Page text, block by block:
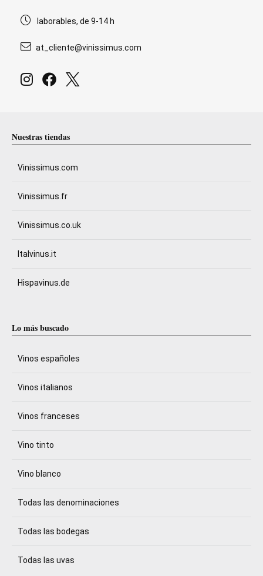
laborables, de 9-14 h
at_cliente@vinissimus.com
Nuestras tiendas
Vinissimus.com
Vinissimus.fr
Vinissimus.co.uk
Italvinus.it
Hispavinus.de
Lo más buscado
Vinos españoles
Vinos italianos
Vinos franceses
Vino tinto
Vino blanco
Todas las denominaciones
Todas las bodegas
Todas las uvas